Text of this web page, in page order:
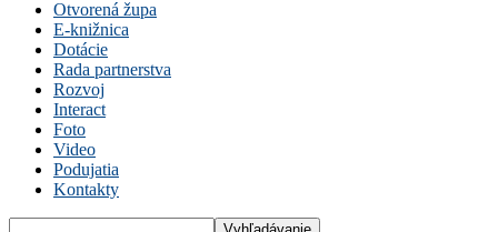
Otvorená župa
E-knižnica
Dotácie
Rada partnerstva
Rozvoj
Interact
Foto
Video
Podujatia
Kontakty